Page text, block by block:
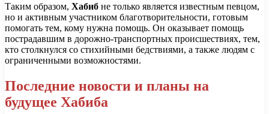
Таким образом, Хабиб не только является известным певцом,
но и активным участником благотворительности, готовым
помогать тем, кому нужна помощь. Он оказывает помощь
пострадавшим в дорожно-транспортных происшествиях, тем,
кто столкнулся со стихийными бедствиями, а также людям с
ограниченными возможностями.
Последние новости и планы на
будущее Хабиба